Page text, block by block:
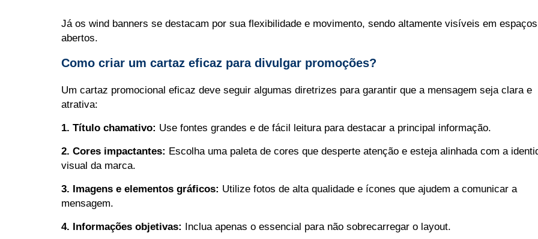
Já os wind banners se destacam por sua flexibilidade e movimento, sendo altamente visíveis em espaços
abertos.
Como criar um cartaz eficaz para divulgar promoções?
Um cartaz promocional eficaz deve seguir algumas diretrizes para garantir que a mensagem seja clara e
atrativa:
1. Título chamativo: Use fontes grandes e de fácil leitura para destacar a principal informação.
2. Cores impactantes: Escolha uma paleta de cores que desperte atenção e esteja alinhada com a
visual da marca.
3. Imagens e elementos gráficos: Utilize fotos de alta qualidade e ícones que ajudem a comunicar a
mensagem.
4. Informações objetivas: Inclua apenas o essencial para não sobrecarregar o layout.